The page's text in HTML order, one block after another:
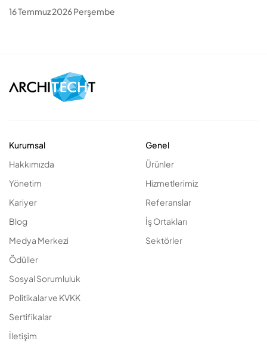
16 Temmuz 2026 Perşembe
Kurumsal
Hakkımızda
Yönetim
Kariyer
Blog
Medya Merkezi
Ödüller
Sosyal Sorumluluk
Politikalar ve KVKK
Sertifikalar
İletişim
Genel
Ürünler
Hizmetlerimiz
Referanslar
İş Ortakları
Sektörler